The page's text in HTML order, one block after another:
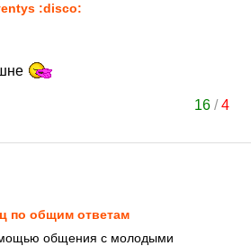
:disco:
16 /4
по общим ответам
общения с молодыми